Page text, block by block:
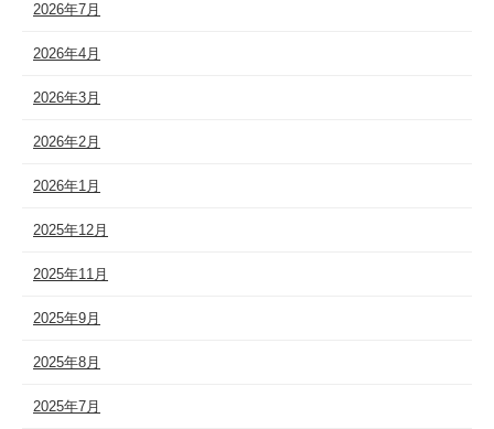
2026年7月
2026年4月
2026年3月
2026年2月
2026年1月
2025年12月
2025年11月
2025年9月
2025年8月
2025年7月